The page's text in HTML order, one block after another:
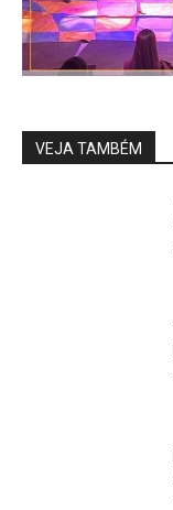
VEJA TAMBÉM